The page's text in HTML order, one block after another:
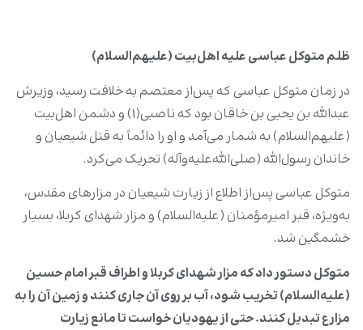
ظلم متوکل عباسی علیه اهل‌بیت (علیهم‌السلام)
در زمان متوکل عباسی که پس‌از معتصم به خلافت رسید، وزیرش
عبدالله بن یحیی بن خاقان بود که ناصبی(۱) و دشمن اهل‌بیت
(علیهم‌السلام) به‌ شمار می‌آمد و او را دائماً به قتل شیعیان و
خاندان رسول‌‌الله (صلی‌الله‌علیه‌وآله) تحریک می‌کرد.
متوکل عباسی پس‌از اطلاع از زیارت شیعیان در مزارهای مقدس،
به‌ویژه، قبر امیرمؤمنان (علیه‌السلام) و مزار شهدای کربلا، بسیار
خشمگین شد.
متوکل دستور داد که مزار شهدای کربلا و اطراف قبر امام حسین
(علیه‌السلام) تخریب شود، آب بر روی آن جاری کنند و زمین آن را به
مزارع تبدیل کنند. حتی از یهودیان خواست تا مانع زیارت